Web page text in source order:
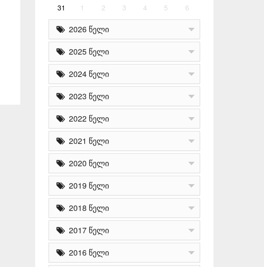
31
1 2 3 4 5 6
2026 წელი
2025 წელი
2024 წელი
2023 წელი
2022 წელი
2021 წელი
2020 წელი
2019 წელი
2018 წელი
2017 წელი
2016 წელი